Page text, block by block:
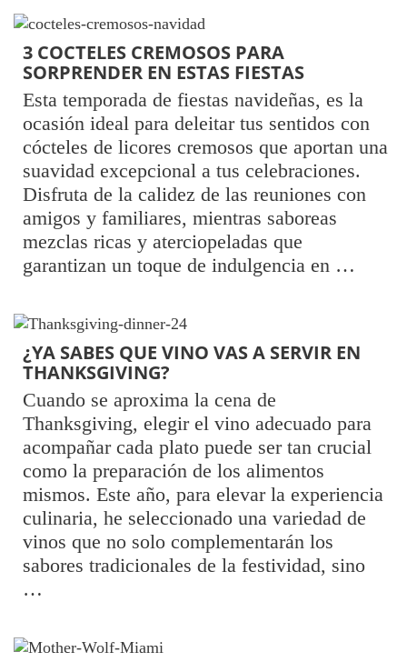
3 COCTELES CREMOSOS PARA
SORPRENDER EN ESTAS FIESTAS
Esta temporada de fiestas navideñas, es la
ocasión ideal para deleitar tus sentidos con
cócteles de licores cremosos que aportan una
suavidad excepcional a tus celebraciones.
Disfruta de la calidez de las reuniones con
amigos y familiares, mientras saboreas
mezclas ricas y aterciopeladas que
garantizan un toque de indulgencia en …
¿YA SABES QUE VINO VAS A SERVIR EN
THANKSGIVING?
Cuando se aproxima la cena de
Thanksgiving, elegir el vino adecuado para
acompañar cada plato puede ser tan crucial
como la preparación de los alimentos
mismos. Este año, para elevar la experiencia
culinaria, he seleccionado una variedad de
vinos que no solo complementarán los
sabores tradicionales de la festividad, sino
…